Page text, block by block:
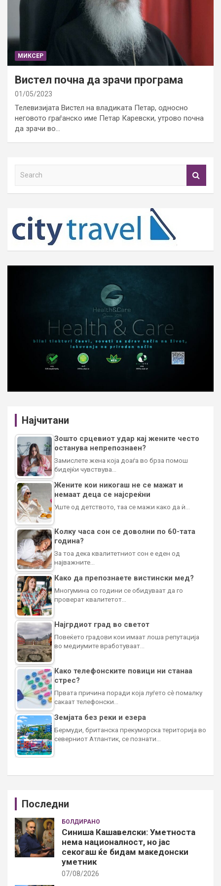
МИКСЕР
Вистел почна да зрачи програма
01/05/2023
Телевизијата Вистел на владиката Петар, односно
неговото граѓанско име Петар Каревски, утрово почна
да зрачи во…
h
Најчитани
Зошто срцевиот удар кај жените често
останува непрепознаен?
Замислете жена која доаѓа во брза помош
бидејќи чувствува…
Жените кои никогаш не се мажат и
немаат деца се најсреќни
Уште од детството, таа се мажи како да ѝ…
Колку часа сон се доволни по 60-тата
година?
За тоа дека квалитетниот сон е еден од
најважните…
Како да препознаете вистински мед?
Многумина со години се обидуваат да го
проверат квалитетот…
Најгрдиот град во светот
Повеќето градови кои имаат лоша репутација
во медиумите вработуваат…
Како телефонските повици ни станаа
стрес?
Првата причина поради која луѓето сè помалку
сакаат телефонски…
Земјата без реки и езера
Бермуди, британска прекуморска територија во
северниот Атлантик, се познати…
Последни
БОЛДИРАНО
Синиша Кашавелски: Уметноста
нема националност, но јас
секогаш ќе бидам македонски
уметник
07/08/2026